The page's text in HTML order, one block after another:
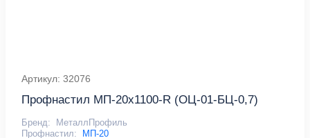
Артикул: 32076
Профнастил МП-20x1100-R (ОЦ-01-БЦ-0,7)
Бренд:
МеталлПрофиль
Профнастил:
МП-20